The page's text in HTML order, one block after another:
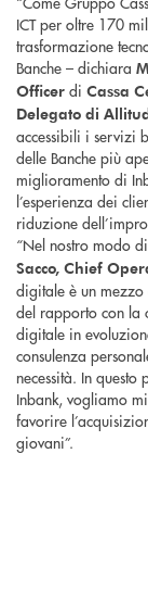
ICT per oltre 170
trasformazione
Banche – dichiara
Officer di Cassa
Delegato di
accessibili i servizi
delle Banche più
miglioramento di
l’esperienza dei
riduzione
“Nel nostro modo
Sacco, Chief
digitale è un
del rapporto con la
digitale in
consulenza
necessità. In
Inbank, vogliamo
favorire
giovani”.